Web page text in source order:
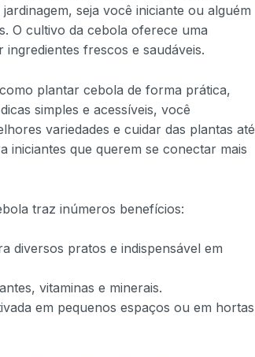
seja você iniciante ou alguém
O cultivo da cebola oferece uma
frescos e saudáveis.
plantar cebola de forma prática,
simples e acessíveis, você
variedades e cuidar das plantas até
iniciantes que querem se conectar mais
traz inúmeros benefícios:
diversos pratos e indispensável em
vitaminas e minerais.
em pequenos espaços ou em hortas